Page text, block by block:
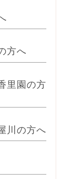
方へ
里園の方
川の方へ